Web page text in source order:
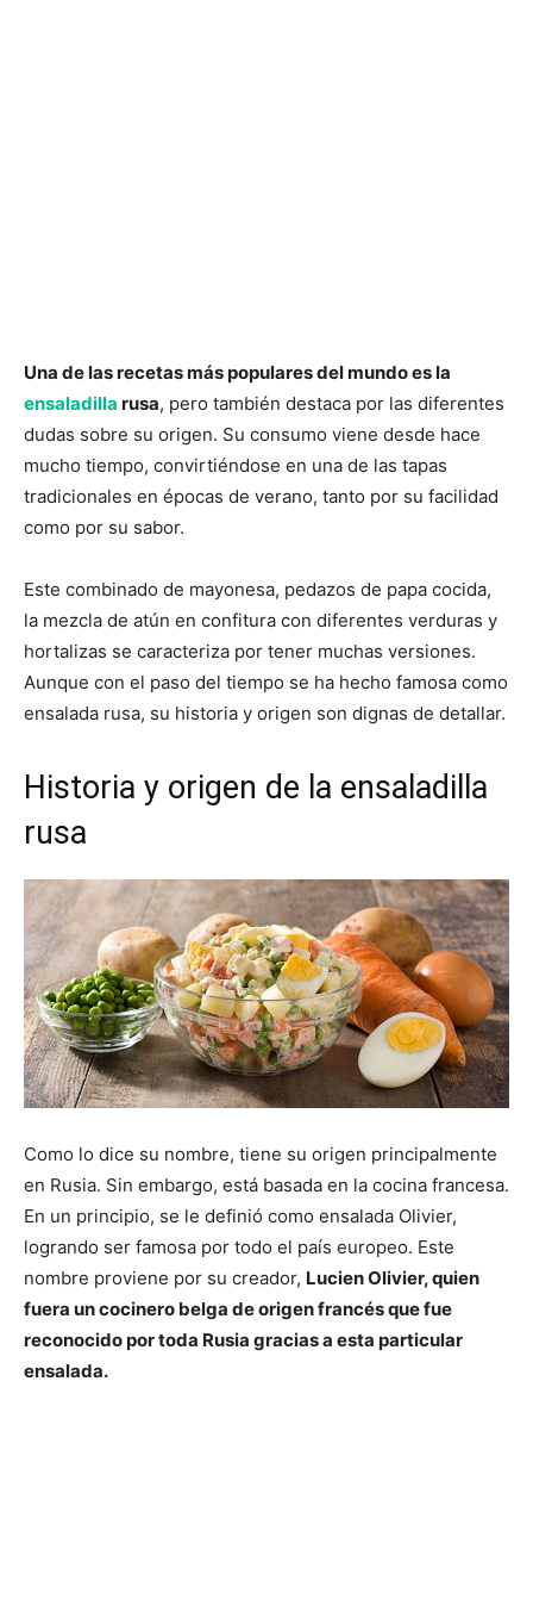
Una de las recetas más populares del mundo es la
ensaladilla rusa, pero también destaca por las diferentes
dudas sobre su origen. Su consumo viene desde hace
mucho tiempo, convirtiéndose en una de las tapas
tradicionales en épocas de verano, tanto por su facilidad
como por su sabor.
Este combinado de mayonesa, pedazos de papa cocida,
la mezcla de atún en confitura con diferentes verduras y
hortalizas se caracteriza por tener muchas versiones.
Aunque con el paso del tiempo se ha hecho famosa como
ensalada rusa, su historia y origen son dignas de detallar.
Historia y origen de la ensaladilla
rusa
Como lo dice su nombre, tiene su origen principalmente
en Rusia. Sin embargo, está basada en la cocina francesa.
En un principio, se le definió como ensalada Olivier,
logrando ser famosa por todo el país europeo. Este
nombre proviene por su creador, Lucien Olivier, quien
fuera un cocinero belga de origen francés que fue
reconocido por toda Rusia gracias a esta particular
ensalada.